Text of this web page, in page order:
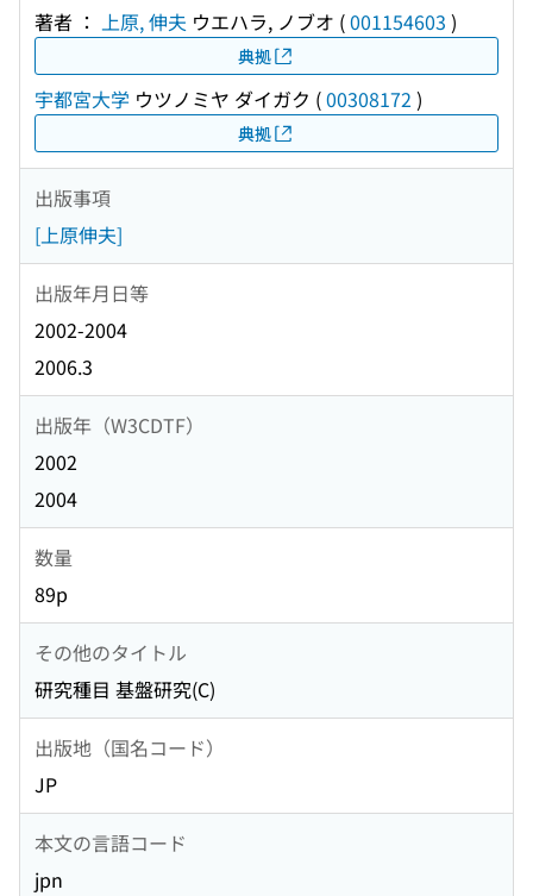
著者 ： 上原, 伸夫 ウエハラ, ノブオ (001154603 )
典拠
宇都宮大学 ウツノミヤ ダイガク (00308172 )
典拠
出版事項
[上原伸夫]
出版年月日等
2002-2004
2006.3
出版年（W3CDTF）
2002
2004
数量
89p
その他のタイトル
研究種目 基盤研究(C)
出版地（国名コード）
JP
本文の言語コード
jpn